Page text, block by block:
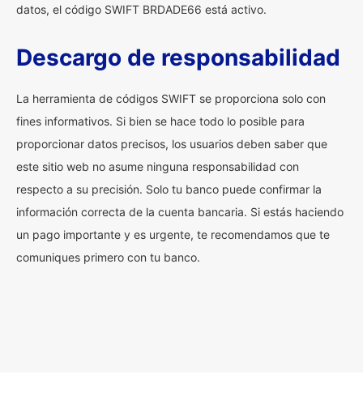
datos, el código SWIFT BRDADE66 está activo.
Descargo de responsabilidad
La herramienta de códigos SWIFT se proporciona solo con
fines informativos. Si bien se hace todo lo posible para
proporcionar datos precisos, los usuarios deben saber que
este sitio web no asume ninguna responsabilidad con
respecto a su precisión. Solo tu banco puede confirmar la
información correcta de la cuenta bancaria. Si estás haciendo
un pago importante y es urgente, te recomendamos que te
comuniques primero con tu banco.